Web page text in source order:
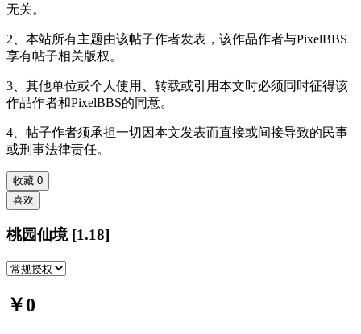
无关。
2、本站所有主题由该帖子作者发表，该作品作者与PixelBBS
享有帖子相关版权。
3、其他单位或个人使用、转载或引用本文时必须同时征得该
作品作者和PixelBBS的同意。
4、帖子作者须承担一切因本文发表而直接或间接导致的民事
或刑事法律责任。
收藏 0
喜欢
桃园仙境 [1.18]
￥0